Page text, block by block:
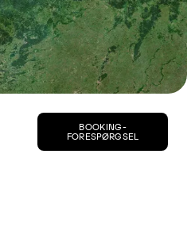
BOOKING-
FORESPØRGSEL